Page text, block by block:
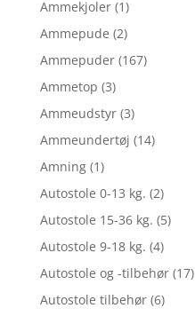
Ammekjoler (1)
Ammepude (2)
Ammepuder (167)
Ammetop (3)
Ammeudstyr (3)
Ammeundertøj (14)
Amning (1)
Autostole 0-13 kg. (2)
Autostole 15-36 kg. (5)
Autostole 9-18 kg. (4)
Autostole og -tilbehør (17)
Autostole tilbehør (6)